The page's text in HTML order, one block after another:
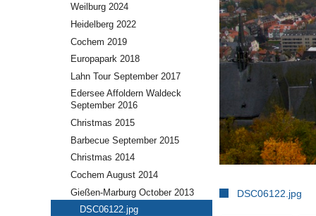
DSC06122.jpg
Weilburg 2024
Heidelberg 2022
Cochem 2019
Europapark 2018
Lahn Tour September 2017
Edersee Affoldern Waldeck
September 2016
Christmas 2015
Barbecue September 2015
Christmas 2014
Cochem August 2014
Gießen-Marburg October 2013
DSC06122.jpg